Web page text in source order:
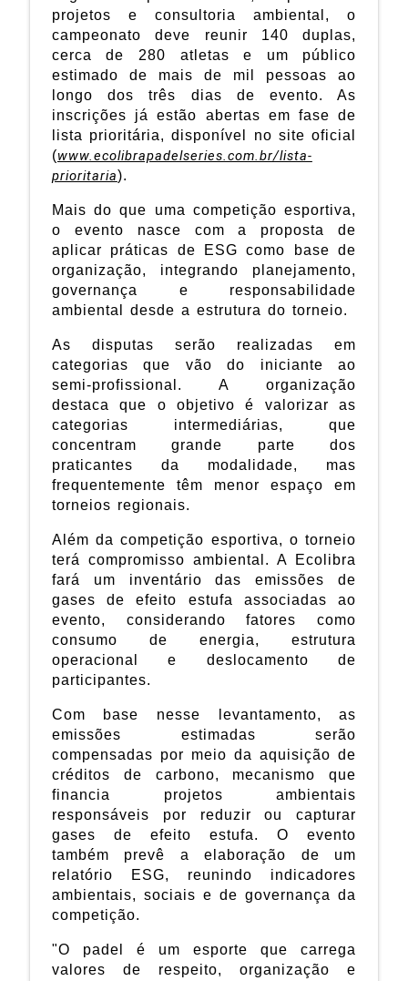
projetos e consultoria ambiental, o
campeonato deve reunir 140 duplas,
cerca de 280 atletas e um público
estimado de mais de mil pessoas ao
longo dos três dias de evento. As
inscrições já estão abertas em fase de
lista prioritária, disponível no site oficial
(www.ecolibrapadelseries.com.br/lista-
prioritaria).
Mais do que uma competição esportiva,
o evento nasce com a proposta de
aplicar práticas de ESG como base de
organização, integrando planejamento,
governança e responsabilidade
ambiental desde a estrutura do torneio.
As disputas serão realizadas em
categorias que vão do iniciante ao
semi-profissional. A organização
destaca que o objetivo é valorizar as
categorias intermediárias, que
concentram grande parte dos
praticantes da modalidade, mas
frequentemente têm menor espaço em
torneios regionais.
Além da competição esportiva, o torneio
terá compromisso ambiental. A Ecolibra
fará um inventário das emissões de
gases de efeito estufa associadas ao
evento, considerando fatores como
consumo de energia, estrutura
operacional e deslocamento de
participantes.
Com base nesse levantamento, as
emissões estimadas serão
compensadas por meio da aquisição de
créditos de carbono, mecanismo que
financia projetos ambientais
responsáveis por reduzir ou capturar
gases de efeito estufa. O evento
também prevê a elaboração de um
relatório ESG, reunindo indicadores
ambientais, sociais e de governança da
competição.
"O padel é um esporte que carrega
valores de respeito, organização e